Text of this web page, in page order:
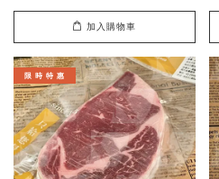
加入購物車
限 時 特 惠